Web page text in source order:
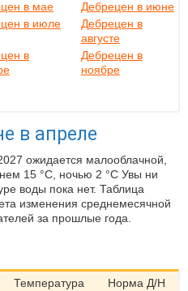
в мае
Дебрецен в июне
в июле
Дебрецен в
августе
в
Дебрецен в
ноябре
в апреле
ожидается малооблачной,
15 °C, ночью 2 °C Увы ни
воды пока нет. Таблица
изменения среднемесячной
за прошлые года.
Температура
Норма Д/Н